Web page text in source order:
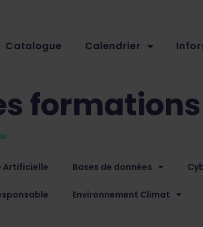
Catalogue Calendrier
formations
Artificielle Bases de données
Environnement Climat